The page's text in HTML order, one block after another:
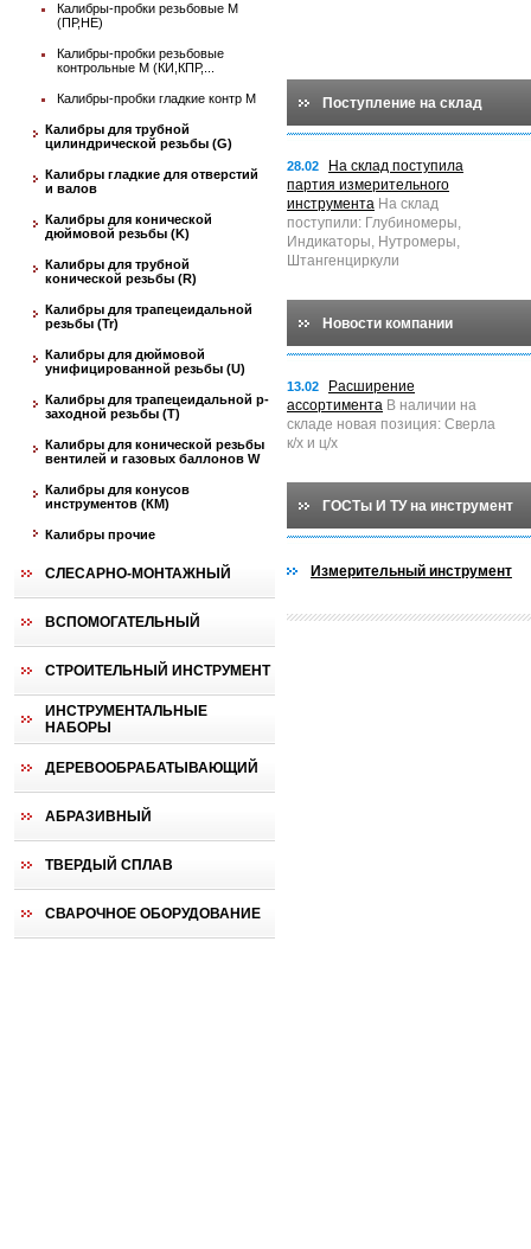
Калибры-пробки резьбовые М
(ПР,НЕ)
Калибры-пробки резьбовые
контрольные М (КИ,КПР,...
Калибры-пробки гладкие контр М
Калибры для трубной
цилиндрической резьбы (G)
Калибры гладкие для отверстий
и валов
Калибры для конической
дюймовой резьбы (K)
Калибры для трубной
конической резьбы (R)
Калибры для трапецеидальной
резьбы (Tr)
Калибры для дюймовой
унифицированной резьбы (U)
Калибры для трапецеидальной p-
заходной резьбы (T)
Калибры для конической резьбы
вентилей и газовых баллонов W
Калибры для конусов
инструментов (КМ)
Калибры прочие
СЛЕСАРНО-МОНТАЖНЫЙ
ВСПОМОГАТЕЛЬНЫЙ
СТРОИТЕЛЬНЫЙ ИНСТРУМЕНТ
ИНСТРУМЕНТАЛЬНЫЕ
НАБОРЫ
ДЕРЕВООБРАБАТЫВАЮЩИЙ
АБРАЗИВНЫЙ
ТВЕРДЫЙ СПЛАВ
СВАРОЧНОЕ ОБОРУДОВАНИЕ
Поступление на склад
28.02
На склад поступила
партия измерительного
инструмента На склад
поступили: Глубиномеры,
Индикаторы, Нутромеры,
Штангенциркули
Новости компании
13.02
Расширение
ассортимента В наличии на
складе новая позиция: Сверла
к/х и ц/х
ГОСТы И ТУ на инструмент
Измерительный инструмент